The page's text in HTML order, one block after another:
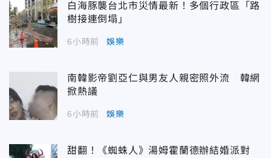
白海豚襲台北市災情最新！多個行政區「路
樹接連倒塌」
6小時前 娛樂
南韓影帝劉亞仁與男友人親密照外流 韓網
掀熱議
6小時前 娛樂
甜翻！《蜘蛛人》湯姆霍蘭德辦結婚派對